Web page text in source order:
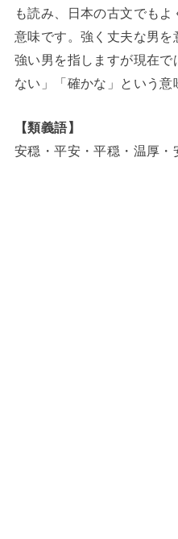
も読み、日本の古文でも
意味です。強く丈夫な男
強い男を指しますが現在
ない」「確かな」という意
【類義語】
安穏・平安・平穏・温厚・